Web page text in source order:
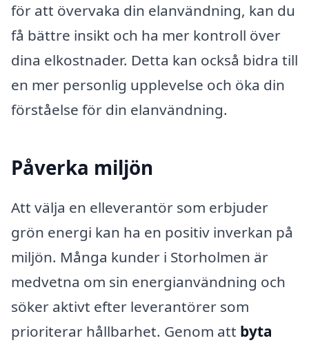
för att övervaka din elanvändning, kan du
få bättre insikt och ha mer kontroll över
dina elkostnader. Detta kan också bidra till
en mer personlig upplevelse och öka din
förståelse för din elanvändning.
Påverka miljön
Att välja en elleverantör som erbjuder
grön energi kan ha en positiv inverkan på
miljön. Många kunder i Storholmen är
medvetna om sin energianvändning och
söker aktivt efter leverantörer som
prioriterar hållbarhet. Genom att byta